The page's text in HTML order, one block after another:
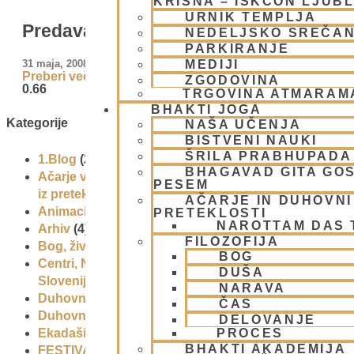
URNIK TEMPLJA
NEDELJSKO
PARKIRANJE
MEDIJI
ZGODOVINA
TRGOVINA
BHAKTI JOGA
NAŠA UČENJA
BISTVENI NAUKI
ŠRILA PRABHUPADA
BHAGAVAD GITA
PESEM
AČARJE IN
PRETEKLOSTI
NAROTTAM DAS
FILOZOFIJA
BOG
DUŠA
NARAVA
ČAS
DELOVANJE
PROCES
BHAKTI AKADEMIJA
Predavanja in bhadžani A.C.
31 maja, 2008
Preberi več »
Kategorije
1.Blog (26)
Ačarje v sampradaji – duhovni učitelji
iz preteklosti
Animacije
Arhiv (4)
Bog, živo bitje in narava
(17)
Centri, Nama hatte in sange po
Sloveniji
Duhovni učitelj – Šrila Prabhupada(9)
Duhovni umik
Ekadaši
FESTIVALI